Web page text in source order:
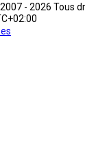
- 2026 Tous